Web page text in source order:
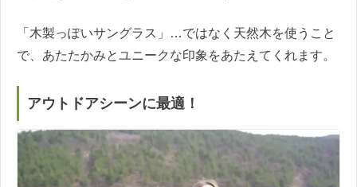
「木製っぽいサングラス」…ではなく天然木を使うこと
で、あたたかみとユニークな印象をあたえてくれます。
アウトドアシーンに最適！